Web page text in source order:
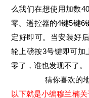
么我们在想使用加数
零。遥控器的4键5键6
定好即可。当安装好
轮上磅按3号键即可加
零了，谁也发现不了。
猜你喜欢的
以下就是小编穆兰楠